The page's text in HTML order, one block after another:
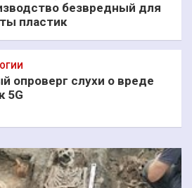
безвредный для
пластик
опроверг слухи о вреде
5G